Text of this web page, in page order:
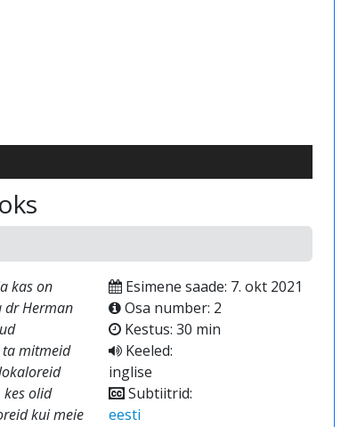
kas on
dr Herman
ta mitmeid
olid
kui meie
Esimene saade: 7. okt 2021
Osa number: 2
Kestus: 30 min
Keeled:
inglise
Subtiitrid:
eesti